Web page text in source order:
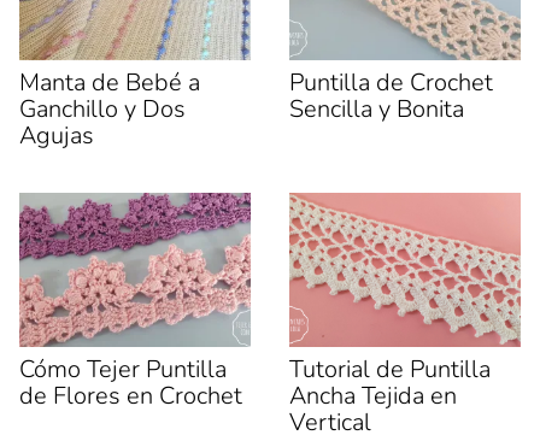
t
i
r
e
n
F
a
c
e
o
(
S
e
r
e
e
n
u
n
a
v
t
i
r
e
n
X
(
r
e
e
n
u
n
a
v
e
n
t
a
n
a
n
Manta de Bebé a
Ganchillo y Dos
Agujas
Puntilla de Crochet
Sencilla y Bonita
Cómo Tejer Puntilla
de Flores en Crochet
Tutorial de Puntilla
Ancha Tejida en
Vertical